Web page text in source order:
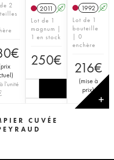
2
€
prix
)
l'unité
2011 A
Lot de 1
magnum |
1 en stock
250€
1992 A
Lot de 1
bouteille
| 0
enchère
216€
(mise à
prix)
✕
CUVÉE